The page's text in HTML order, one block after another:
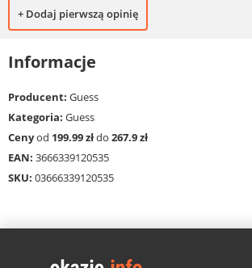
+ Dodaj pierwszą opinię
Informacje
Producent: Guess
Kategoria: Guess
Cenyod 199.99 złdo 267.9 zł
EAN: 3666339120535
SKU: 03666339120535